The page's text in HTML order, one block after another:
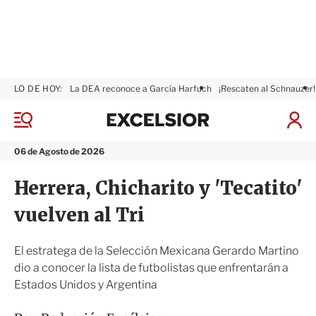
M
n
06 de Agosto de 2026
LO DE HOY: La DEA reconoce a García Harfuch ¡Rescaten al Schnauzer!
I
a
s
i
x
i
Herrera, Chicharito y 'Tecatito'
vuelven al Tri
El estratega de la Selección Mexicana Gerardo Martino
dio a conocer la lista de futbolistas que enfrentarán a
Estados Unidos y Argentina